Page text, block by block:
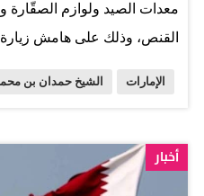
معدات الصيد ولوازم الصقّارة
القنص، وذلك على هامش
القطرية الرائدة، عبر النسخة
التقنيات والابتكارات
الإمارات الشيخ حمدان بن
أخبار